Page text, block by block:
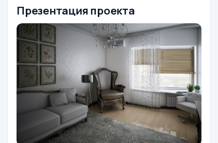
Презентация проекта